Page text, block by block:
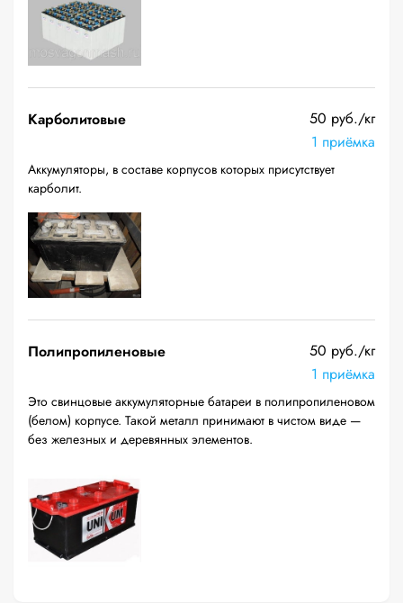
Карболитовые
50 руб./кг
1 приёмка
Аккумуляторы, в составе корпусов которых присутствует
карболит.
Полипропиленовые
50 руб./кг
1 приёмка
Это свинцовые аккумуляторные батареи в полипропиленовом
(белом) корпусе. Такой металл принимают в чистом виде —
без железных и деревянных элементов.